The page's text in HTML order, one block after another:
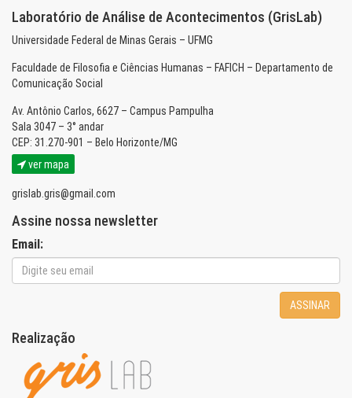
Laboratório de Análise de Acontecimentos (GrisLab)
Universidade Federal de Minas Gerais – UFMG
Faculdade de Filosofia e Ciências Humanas – FAFICH – Departamento de
Comunicação Social
Av. Antônio Carlos, 6627 – Campus Pampulha
Sala 3047 – 3° andar
CEP: 31.270-901 – Belo Horizonte/MG
ver mapa
grislab.gris@gmail.com
Assine nossa newsletter
Email:
ASSINAR
Realização